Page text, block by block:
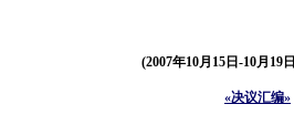
(2007年10月15日-10月19
«决议汇编»